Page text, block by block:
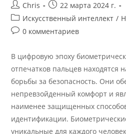
Chris
22 марта 2024 г.
Искусственный интеллект /
0 комментариев
В цифровую эпоху
отпечатков пальцев находятся
борьбы за безопасность. Они
непревзойденный комфорт и
наименее защищенных
идентификации.
уникальные для каждого